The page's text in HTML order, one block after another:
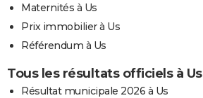
Maternités à Us
Prix immobilier à Us
Référendum à Us
Tous les résultats officiels à Us
Résultat municipale 2026 à Us